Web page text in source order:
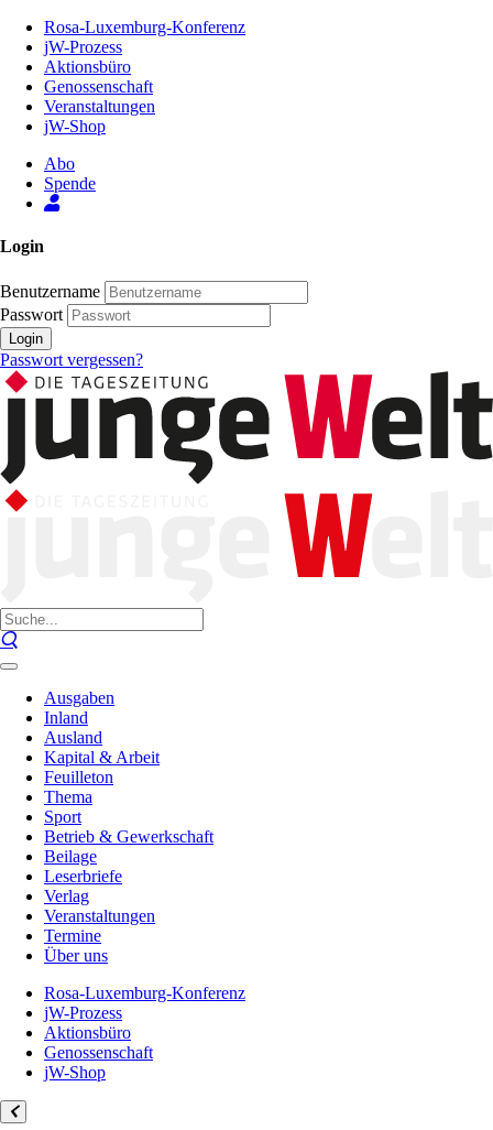
Inhalt
Seite
Rosa-Luxemburg-Konferenz
jW-Prozess
Aktionsbüro
Genossenschaft
Veranstaltungen
jW-Shop
Abo
Spende
Login
Benutzername
Passwort
Login
Passwort vergessen?
Ausgaben
Inland
Ausland
Kapital & Arbeit
Feuilleton
Thema
Sport
Betrieb & Gewerkschaft
Beilage
Leserbriefe
Verlag
Veranstaltungen
Termine
Über uns
Rosa-Luxemburg-Konferenz
jW-Prozess
Aktionsbüro
Genossenschaft
jW-Shop